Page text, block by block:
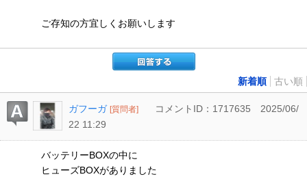
ご存知の方宜しくお願いします
新着順 古い順
ガフーガ [質問者] コメントID：1717635
2025/06/
22 11:29
バッテリーBOXの中に
ヒューズBOXがありました